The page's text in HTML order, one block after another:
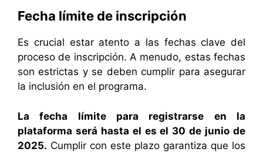
Fecha límite de inscripción
Es crucial estar atento a las fechas clave del
proceso de inscripción. A menudo, estas fechas
son estrictas y se deben cumplir para asegurar
la inclusión en el programa.
La fecha límite para registrarse en la
plataforma será hasta el es el 30 de junio de
2025. Cumplir con este plazo garantiza que los